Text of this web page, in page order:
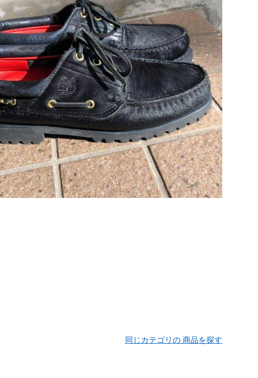
同じカテゴリの 商品を探す